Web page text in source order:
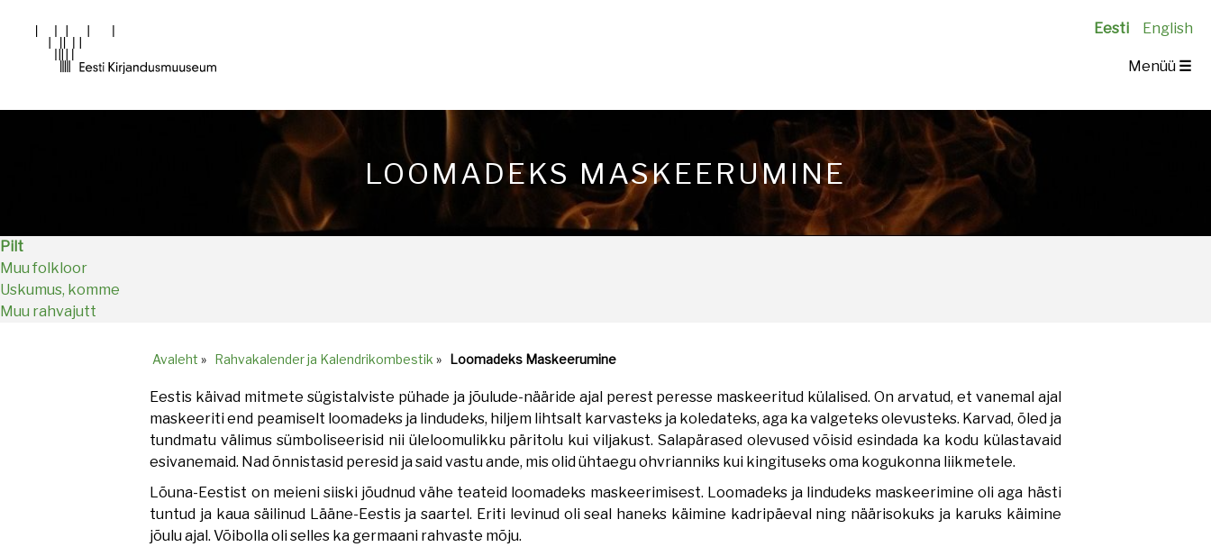
Eesti English
Main
Menüü ☰
LOOMADEKS MASKEERUMINE
Pilt
Muu folkloor
Uskumus, komme
Muu rahvajutt
Avaleht » Rahvakalender ja Kalendrikombestik » Loomadeks Maskeerumine
Eestis käivad mitmete sügistalviste pühade ja jõulude-nääride ajal perest peresse maskeeritud külalised. On arvatud, et vanemal ajal
maskeeriti end peamiselt loomadeks ja lindudeks, hiljem lihtsalt karvasteks ja koledateks, aga ka valgeteks olevusteks. Karvad, õled ja
tundmatu välimus sümboliseerisid nii üleloomulikku päritolu kui viljakust. Salapärased olevused võisid esindada ka kodu külastavaid
esivanemaid. Nad õnnistasid peresid ja said vastu ande, mis olid ühtaegu ohvrianniks kui kingituseks oma kogukonna liikmetele.
Lõuna-Eestist on meieni siiski jõudnud vähe teateid loomadeks maskeerimisest. Loomadeks ja lindudeks maskeerimine oli aga hästi
tuntud ja kaua säilinud Lääne-Eestis ja saartel. Eriti levinud oli seal haneks käimine kadripäeval ning näärisokuks ja karuks käimine
jõulu ajal. Võibolla oli selles ka germaani rahvaste mõju.